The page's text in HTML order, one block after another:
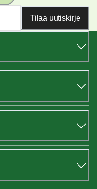
Tilaa uutiskirje